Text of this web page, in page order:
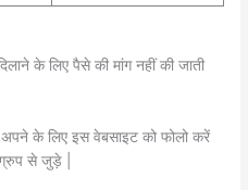
के लिए पैसे की मांग नहीं की जाती
अपने के लिए इस वेबसाइट को फोलो करें
ग्रुप से जुड़े |